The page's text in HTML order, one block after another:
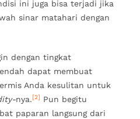
ini juga bisa terjadi jika
sinar matahari dengan
dengan tingkat
dapat membuat
Anda kesulitan untuk
nya.[2] Pun begitu
paparan langsung dari